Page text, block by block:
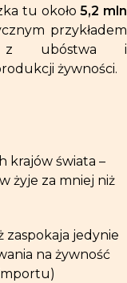
tu około5,2 mln
przykładem
z ubóstwa i
żywności.
krajów świata –
żyje za mniej niż
zaspokaja jedynie
na żywność